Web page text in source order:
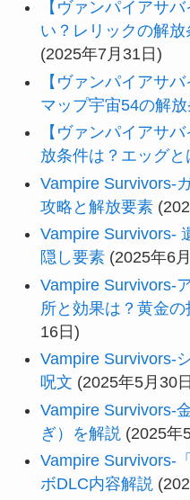
【ヴァンパイアサ
い？レリックの解放
(2025年7月31日)
【ヴァンパイアサ
マップ宇宙54の解放
【ヴァンパイアサ
放条件は？エッグと
Vampire Survivors-
攻略と解放要素
Vampire Survivors-
隠し要素 (2025年6
Vampire Survivors-
所と効果は？黄金
16日)
Vampire Survivors-
呪文 (2025年5月30
Vampire Survivors-
ぎ）を解説 (2025年
Vampire Survivors-
ボDLC内容解説